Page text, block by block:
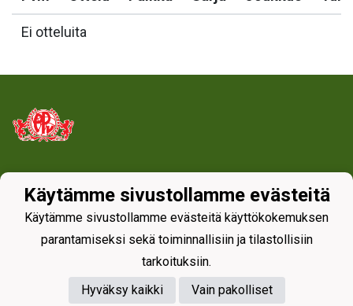
Ei otteluita
Powered by
Käytämme sivustollamme evästeitä
Käytämme sivustollamme evästeitä käyttökokemuksen
parantamiseksi sekä toiminnallisiin ja tilastollisiin
tarkoituksiin.
Hyväksy kaikki
Vain pakolliset